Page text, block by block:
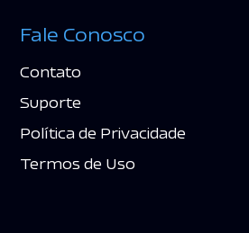
Fale Conosco
Contato
Suporte
Política de Privacidade
Termos de Uso